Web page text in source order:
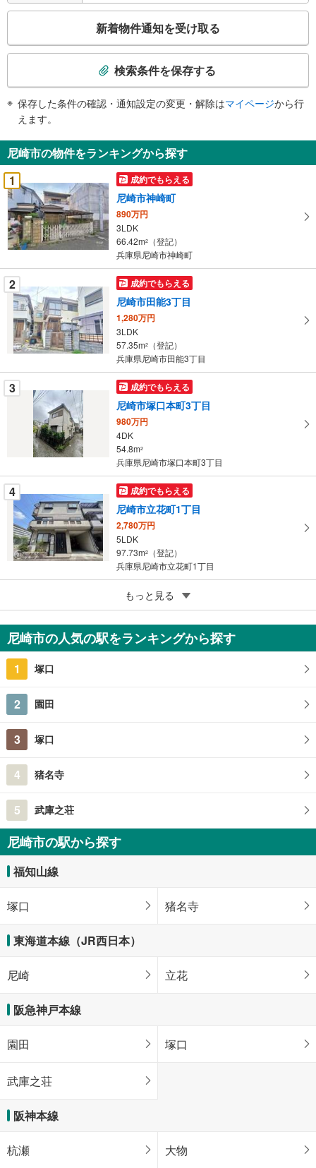
検
知
を
受
け
取
る
・
条
件
を
マ
イ
ペ
ー
に
保
新着物件通知を受け取る
検索条件を保存する
保存した条件の確認・通知設定の変更・解除はマイページから行
えます。
尼崎市の物件をランキングから探す
1
成約でもらえる
尼崎市神崎町
890万円
3LDK
66.42m2
（登記）
兵庫県尼崎市神崎町
2 成約でもらえる
尼崎市田能3丁目
1,280万円
3LDK
57.35m2
（登記）
兵庫県尼崎市田能3丁目
3 成約でもらえる
尼崎市塚口本町3丁目
980万円
4DK
54.8m2
兵庫県尼崎市塚口本町3丁目
4 成約でもらえる
尼崎市立花町1丁目
2,780万円
5LDK
97.73m2
（登記）
兵庫県尼崎市立花町1丁目
成約でもらえる
尼崎市東園田町3丁目
1,050万円
3SLDK
もっと見る
尼崎市の人気の駅をランキングから探す
1 塚口
2 園田
3 塚口
4 猪名寺
5 武庫之荘
尼崎市の駅から探す
福知山線
塚口 猪名寺
東海道本線（JR西日本）
尼崎 立花
阪急神戸本線
園田 塚口
武庫之荘
阪神本線
杭瀬 大物